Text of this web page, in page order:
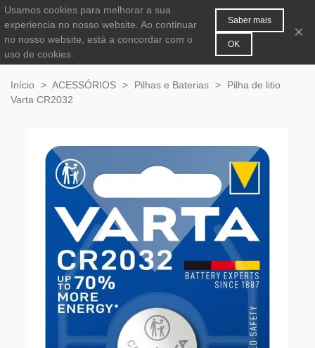
0
Início > ACESSÓRIOS > Pilhas e Baterias >
Pilha de litio
Varta CR2032
Usamos cookies para melhorar a sua
experiencia no nosso website. Ao continuar
no nosso website, está a concordar com o
uso de cookies.
Saber mais
OK
×